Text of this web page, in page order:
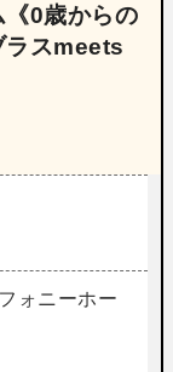
0歳からの
ラスmeets
ォニーホー